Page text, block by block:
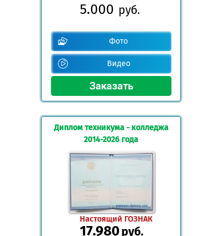
5.000 руб.
Фото
Видео
Диплом техникума - колледжа
2014-2026 года
Настоящий ГОЗНАК
17.980руб.